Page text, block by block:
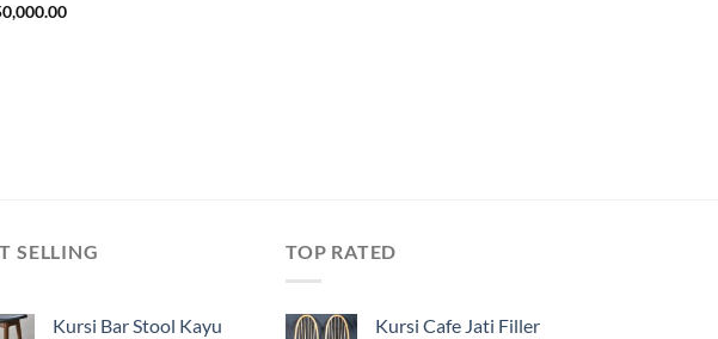
SELLING
Kursi Bar Stool Kayu
TOP RATED
Kursi Cafe Jati Filler